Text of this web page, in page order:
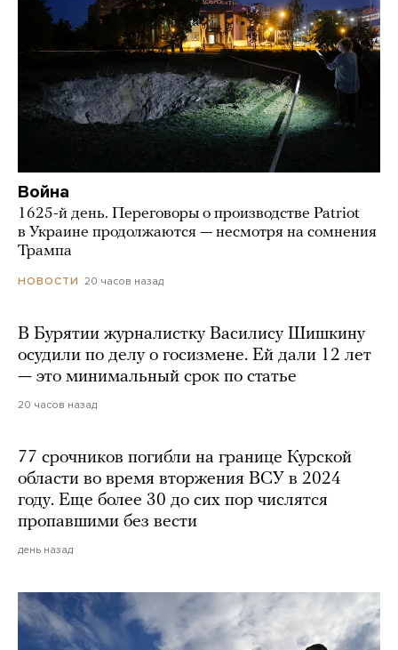
Война
1625-й день. Переговоры о производстве Patriot
в Украине продолжаются — несмотря на сомнения
Трампа
НОВОСТИ 20 часов назад
В Бурятии журналистку Василису Шишкину
осудили по делу о госизмене. Ей дали 12 лет
— это минимальный срок по статье
20 часов назад
77 срочников погибли на границе Курской
области во время вторжения ВСУ в 2024
году. Еще более 30 до сих пор числятся
пропавшими без вести
день назад